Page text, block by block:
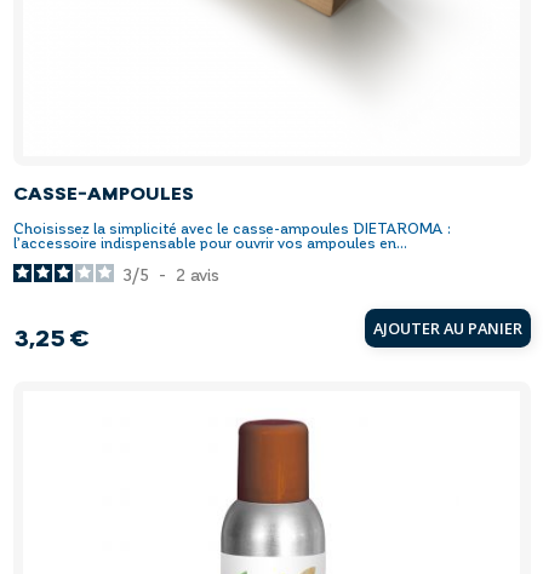
CASSE-AMPOULES
Choisissez la simplicité avec le casse-ampoules DIETAROMA :
l’accessoire indispensable pour ouvrir vos ampoules en...
Prix
3,25 € AJOUTER AU PANIER
3/5 - 2 avis